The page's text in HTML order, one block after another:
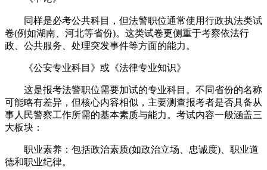
同样是必考公共科目，但法警职位通常使用行政执法类试
卷(例如湖南、河北等省份)。这类试卷更侧重于考察依法行
政、公共服务、处理突发事件等方面的能力。
《公安专业科目》或《法律专业知识》
这是报考法警职位需要加试的专业科目。不同省份的名称
可能略有差异，但核心内容相似，主要测查报考者是否具备从
事人民警察工作所需的基本素质与能力。考试内容一般涵盖三
大板块：
职业素养：包括政治素质(如政治立场、忠诚度)、职业道
德和职业纪律。